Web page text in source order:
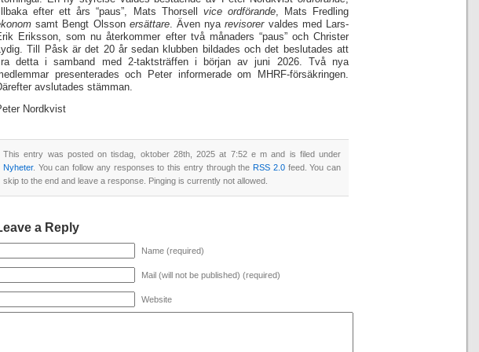
efter ett års “paus”, Mats Thorsell vice ordförande, Mats Fredling
samt Bengt Olsson ersättare. Även nyarevisorervaldes med Lars-
Eriksson, som nu återkommer efter två månaders “paus” och Christer
Till Påsk är det 20 år sedan klubben bildades och det beslutades att
detta i samband med 2-taktsträffen i början av juni 2026. Två nya
presenterades och Peter informerade om MHRF-försäkringen.
avslutades stämman.
Nordkvist
This entry was posted on tisdag, oktober 28th, 2025 at 7:52 e m and is filed under
Nyheter. You can follow any responses to this entry through theRSS 2.0feed. You can
skip to the end and leave a response. Pinging is currently not allowed.
a Reply
Name (required)
Mail (will not be published) (required)
Website